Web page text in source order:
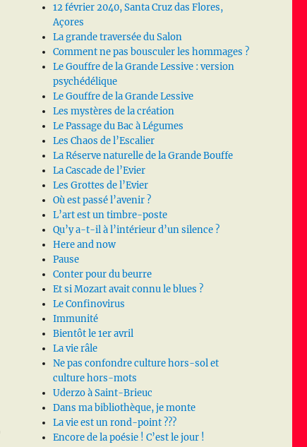
12 février 2040, Santa Cruz das Flores,
Açores
La grande traversée du Salon
Comment ne pas bousculer les hommages ?
Le Gouffre de la Grande Lessive : version
psychédélique
Le Gouffre de la Grande Lessive
Les mystères de la création
Le Passage du Bac à Légumes
Les Chaos de l’Escalier
La Réserve naturelle de la Grande Bouffe
La Cascade de l’Evier
Les Grottes de l’Evier
Où est passé l’avenir ?
L’art est un timbre-poste
Qu’y a-t-il à l’intérieur d’un silence ?
Here and now
Pause
Conter pour du beurre
Et si Mozart avait connu le blues ?
Le Confinovirus
Immunité
Bientôt le 1er avril
La vie râle
Ne pas confondre culture hors-sol et
culture hors-mots
Uderzo à Saint-Brieuc
Dans ma bibliothèque, je monte
La vie est un rond-point ???
Encore de la poésie ! C’est le jour !